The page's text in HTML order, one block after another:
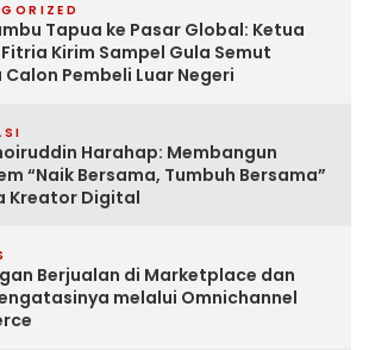
Tapua ke Pasar Global: Ketua
Fitria Kirim Sampel Gula Semut
Pembeli Luar Negeri
Harahap: Membangun
“Naik Bersama, Tumbuh Bersama”
Kreator Digital
Berjualan di Marketplace dan
melalui Omnichannel